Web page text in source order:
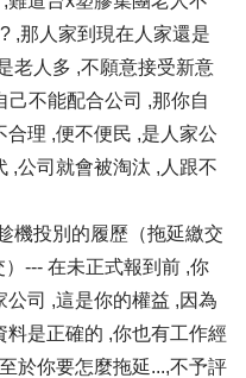
,那人家到現在人家還是
老人多 ,不願意接受新意
己不能配合公司 ,那你自
理 ,便不便民 ,是人家公
,公司就會被淘汰 ,人跟不
機投別的履歷（拖延繳交
--- 在未正式報到前 ,你
司 ,這是你的權益 ,因為
是正確的 ,你也有工作經
於你要怎麼拖延...,不予評